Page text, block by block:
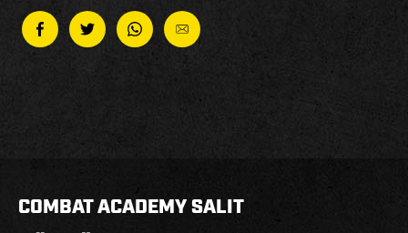
COMBAT ACADEMY SALIT